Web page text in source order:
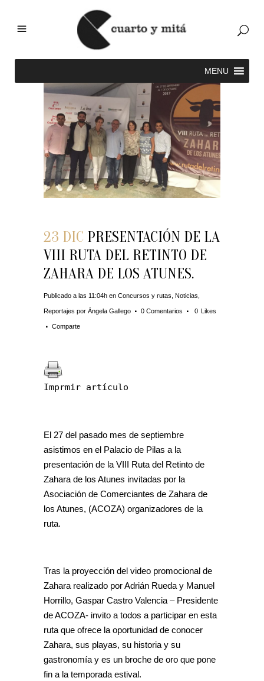
23 DIC PRESENTACIÓN DE LA
VIII RUTA DEL RETINTO DE
ZAHARA DE LOS ATUNES.
Publicado a las 11:04h en Concursos y rutas Noticias
Reportajes por Ángela Gallego 0 Comentarios 0 Likes
Comparte
Imprmir artículo
El 27 del pasado mes de septiembre
asistimos en el Palacio de Pilas a la
presentación de la VIII Ruta del Retinto de
Zahara de los Atunes invitadas por la
Asociación de Comerciantes de Zahara de
los Atunes, (ACOZA) organizadores de la
ruta.
Tras la proyección del video promocional de
Zahara realizado por Adrián Rueda y Manuel
Horrillo, Gaspar Castro Valencia – Presidente
de ACOZA- invito a todos a participar en esta
ruta que ofrece la oportunidad de conocer
Zahara, sus playas, su historia y su
gastronomía y es un broche de oro que pone
fin a la temporada estival.